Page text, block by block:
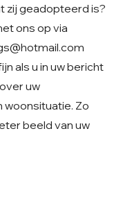
zij geadopteerd is?
ons op via
als u in uw bericht
uw
woonsituatie. Zo
beeld van uw